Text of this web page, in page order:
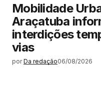
Mobilidade
Araçatuba
interdições
vias
por Da redação06/08/2026